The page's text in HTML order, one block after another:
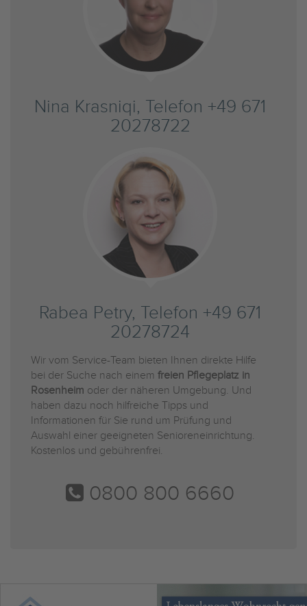
Nina Krasniqi, Telefon +49 671
20278722
Rabea Petry, Telefon +49 671
20278724
Wir vom Service-Team bieten Ihnen direkte Hilfe
bei der Suche nach einem freien Pflegeplatz in
Rosenheim oder der näheren Umgebung. Und
haben dazu noch hilfreiche Tipps und
Informationen für Sie rund um Prüfung und
Auswahl einer geeigneten Senioreneinrichtung.
Kostenlos und gebührenfrei.
0800 800 6660